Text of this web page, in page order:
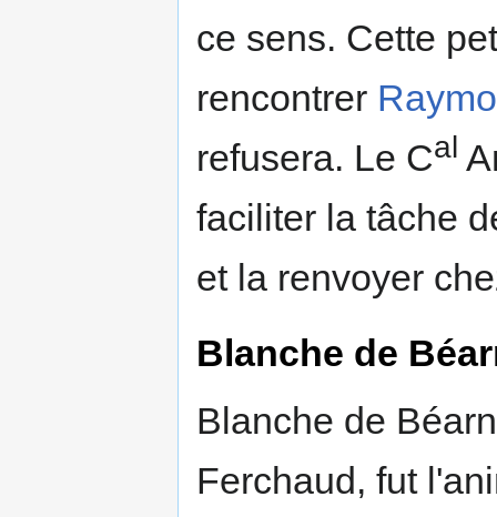
ce sens. Cette
rencontrer
refusera. Le Cal
faciliter la tâche
et la renvoyer
Blanche de
Blanche de
Ferchaud, fut